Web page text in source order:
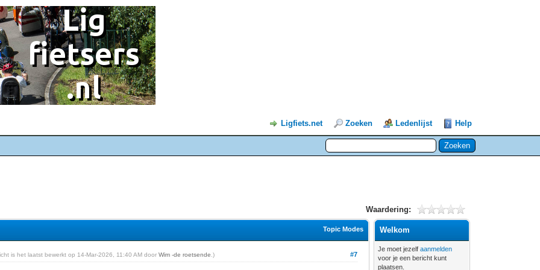
Ligfiets.net Zoeken Ledenlijst Help
Waardering:
Topic Modes
#7
is het laatst bewerkt op 14-Mar-2026, 11:40 AM doorWim -de roetsende .)
Welkom
Je moet jezelfaanmelden
voor je een bericht kunt
plaatsen.